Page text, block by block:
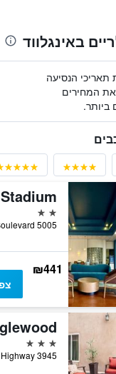
באינגלווד
תאריכי הנסיעה
המחירים
2 כוכבים
₪441
3 כוכבים